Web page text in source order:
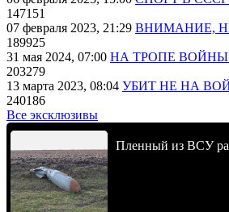
147151
07 февраля 2023, 21:29 ВНИМАНИЕ,
189925
31 мая 2024, 07:00 НА ТРОПЕ
203279
13 марта 2023, 08:04 УБИТ НЕ НА
240186
Все эксклюзивы
Пленный из ВСУ